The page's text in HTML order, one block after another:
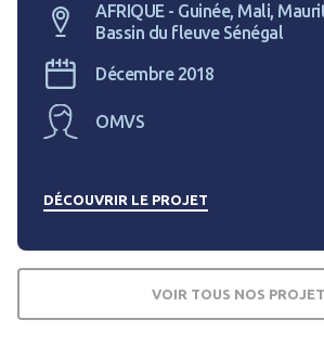
AFRIQUE - Guinée, Mali,
Bassin du fleuve Sénégal
Décembre 2018
OMVS
DÉCOUVRIR LE PROJET
VOIR TOUS NOS